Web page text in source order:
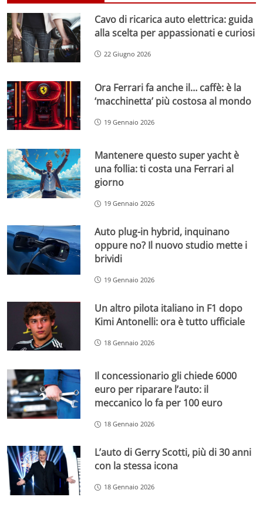
Cavo di ricarica auto elettrica: guida
alla scelta per appassionati e curiosi
22 Giugno 2026
Ora Ferrari fa anche il… caffè: è la
‘macchinetta’ più costosa al mondo
19 Gennaio 2026
Mantenere questo super yacht è
una follia: ti costa una Ferrari al
giorno
19 Gennaio 2026
Auto plug-in hybrid, inquinano
oppure no? Il nuovo studio mette i
brividi
19 Gennaio 2026
Un altro pilota italiano in F1 dopo
Kimi Antonelli: ora è tutto ufficiale
18 Gennaio 2026
Il concessionario gli chiede 6000
euro per riparare l’auto: il
meccanico lo fa per 100 euro
18 Gennaio 2026
L’auto di Gerry Scotti, più di 30 anni
con la stessa icona
18 Gennaio 2026